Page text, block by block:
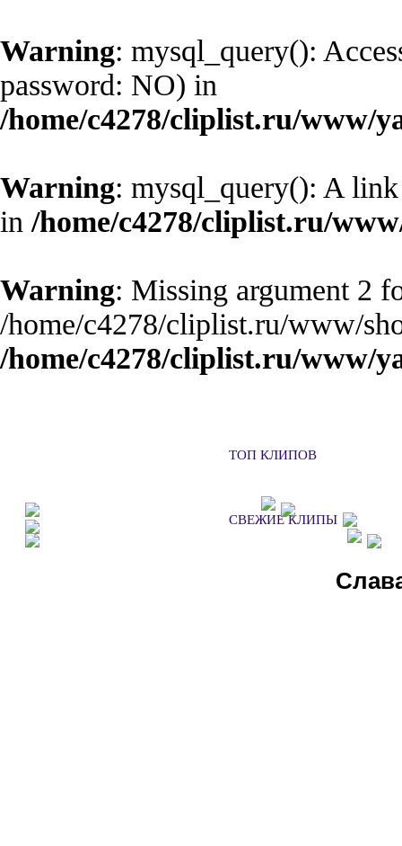
Warning: mysql_query():
password: NO) in
/home/c4278/cliplist.ru/www/
Warning: mysql_query(): A
in /home/c4278/cliplist.ru/
Warning: Missing argument 2
/home/c4278/cliplist.ru/www/
/home/c4278/cliplist.ru/www/
ТОП КЛИПОВ
СВЕЖИЕ КЛИПЫ